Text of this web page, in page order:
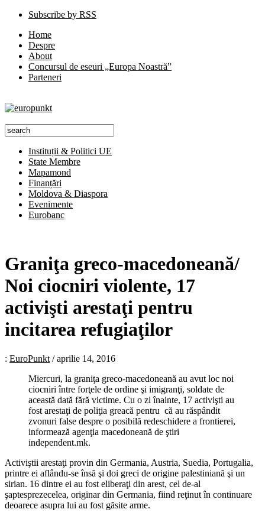
Subscribe by RSS
Home
Despre
About
Concursul de eseuri „Europa Noastră”
Parteneri
Instituții & Politici UE
State Membre
Mapamond
Finanțări
Moldova & Diaspora
Evenimente
Eurobanc
Graniţa greco-macedoneană/
Noi ciocniri violente, 17
activişti arestaţi pentru
incitarea refugiaţilor
: EuroPunkt /aprilie 14, 2016
Miercuri, la graniţa greco-macedoneană au avut loc noi
ciocniri între forţele de ordine şi imigranţi, soldate de
această dată fără victime. Cu o zi înainte, 17 activişti au
fost arestaţi de poliţia greacă pentru că au răspândit
zvonuri false despre o posibilă redeschidere a frontierei,
informează agenţia macedoneană de ştiri
independent.mk.
Activiştii arestaţi provin din Germania, Austria, Suedia, Portugalia,
printre ei aflându-se însă şi doi greci de origine palestiniană şi un
sirian. 16 dintre ei au fost eliberaţi din arest, cel de-al
şaptesprezecelea, originar din Germania, fiind reţinut în continuare
deoarece asupra lui au fost găsite arme.